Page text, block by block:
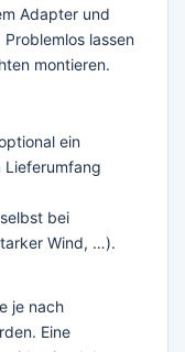
Adapter und
lassen
montieren.
ein
bei
Wind, …).
je nach
Eine